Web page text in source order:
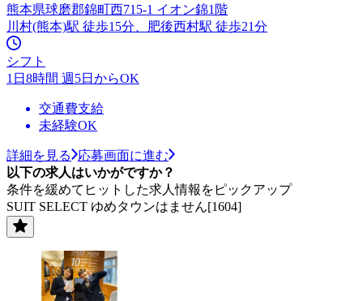
熊本県球磨郡錦町西715-1 イオン錦1階
川村(熊本)駅 徒歩15分、肥後西村駅 徒歩21分
シフト
1日8時間 週5日からOK
交通費支給
未経験OK
詳細を見る
応募画面に進む
以下の求人はいかがですか？
条件を緩めてヒットした求人情報をピックアップ
SUIT SELECT ゆめタウンはません[1604]